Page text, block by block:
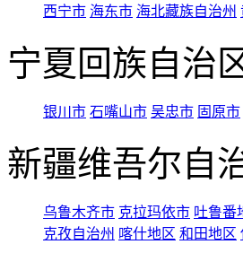
西宁市 海东市 海北藏族自治州
宁夏回族自治
银川市 石嘴山市 吴忠市 固原市
新疆维吾尔自
乌鲁木齐市 克拉玛依市 吐鲁番
克孜自治州 喀什地区 和田地区